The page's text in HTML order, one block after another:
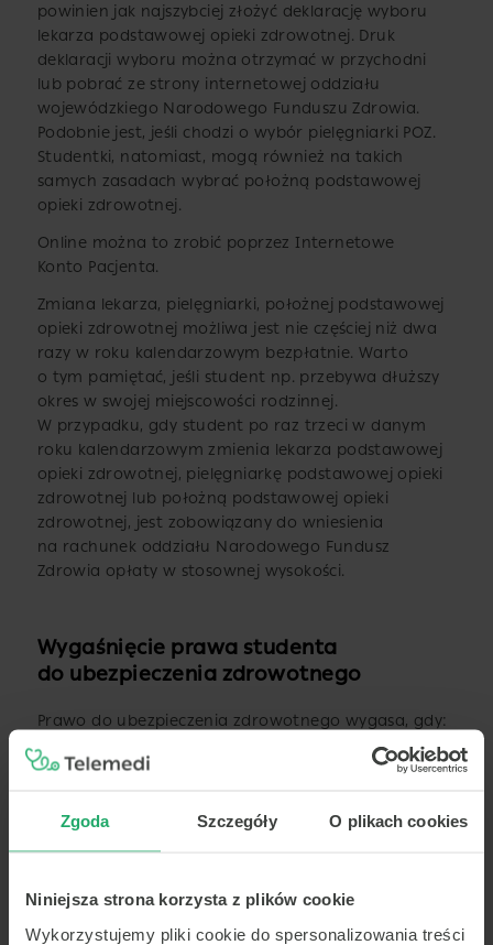
Zgoda Szczegóły O plikach cookies
Niniejsza strona korzysta z plików cookie
Wykorzystujemy pliki cookie do spersonalizowania treści
powinien jak najszybciej złożyć deklarację wyboru
lekarza podstawowej opieki zdrowotnej. Druk
deklaracji wyboru można otrzymać w przychodni
lub pobrać ze strony internetowej oddziału
wojewódzkiego Narodowego Funduszu Zdrowia.
Podobnie jest, jeśli chodzi o wybór pielęgniarki POZ.
Studentki, natomiast, mogą również na takich
samych zasadach wybrać położną podstawowej
opieki zdrowotnej.
Online można to zrobić poprzez Internetowe
Konto Pacjenta.
Zmiana lekarza, pielęgniarki, położnej podstawowej
opieki zdrowotnej możliwa jest nie częściej niż dwa
razy w roku kalendarzowym bezpłatnie. Warto
o tym pamiętać, jeśli student np. przebywa dłuższy
okres w swojej miejscowości rodzinnej.
W przypadku, gdy student po raz trzeci w danym
roku kalendarzowym zmienia lekarza podstawowej
opieki zdrowotnej, pielęgniarkę podstawowej opieki
zdrowotnej lub położną podstawowej opieki
zdrowotnej, jest zobowiązany do wniesienia
na rachunek oddziału Narodowego Fundusz
Zdrowia opłaty w stosownej wysokości.
Wygaśnięcie prawa studenta
do ubezpieczenia zdrowotnego
Prawo do ubezpieczenia zdrowotnego wygasa, gdy:
ustaje tytuł do ubezpieczenia zdrowotnego
nie kontynuuje nauki,
student ukończył 26 lat,
student uzyskał własny tytuł do ubezpieczenia
zdrowotnego, np. został zatrudniony